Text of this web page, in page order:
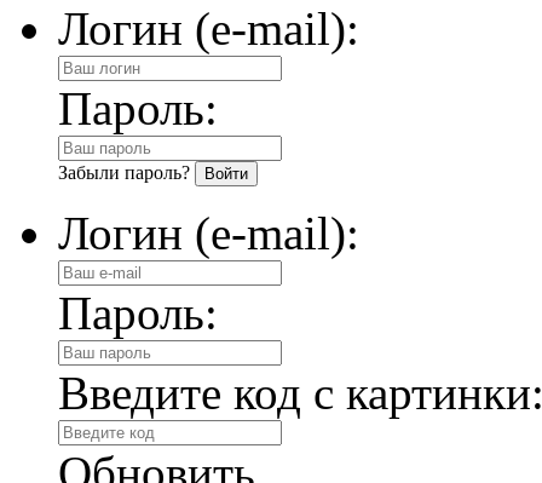
Логин (e-mail):
Пароль:
Забыли пароль?
Логин (e-mail):
Пароль:
Введите код с
Обновить